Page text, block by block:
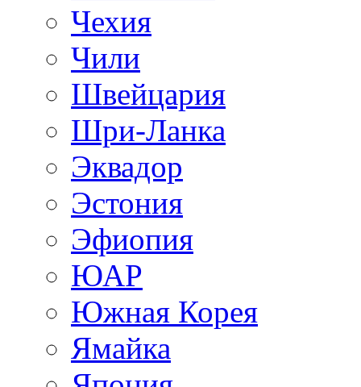
Чехия
Чили
Швейцария
Шри-Ланка
Эквадор
Эстония
Эфиопия
ЮАР
Южная Корея
Ямайка